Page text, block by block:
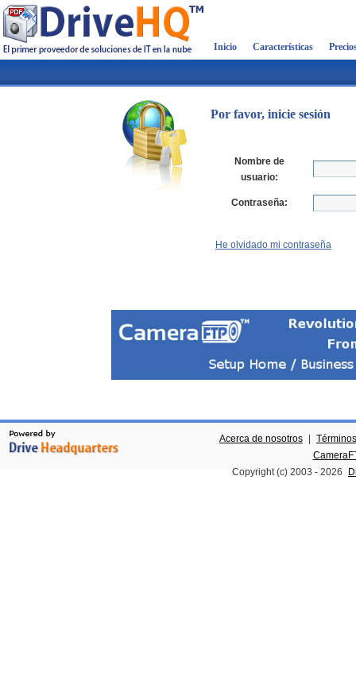
Inicio Características
Por favor, inicie sesión
Nombre de
usuario:
Contraseña:
He olvidado mi contraseña
Acerca de nosotros
Copyright (c) 2003 - 2026